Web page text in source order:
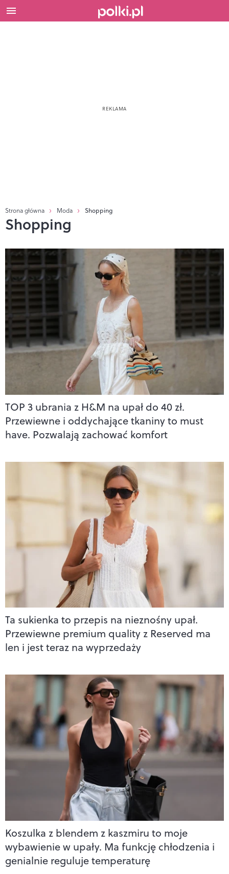
Strona główna Moda Shopping
Shopping
TOP 3 ubrania z H&M na upał do 40 zł.
Przewiewne i oddychające tkaniny to must
have. Pozwalają zachować komfort
Ta sukienka to przepis na nieznośny upał.
Przewiewne premium quality z Reserved ma
len i jest teraz na wyprzedaży
Koszulka z blendem z kaszmiru to moje
wybawienie w upały. Ma funkcję chłodzenia i
genialnie reguluje temperaturę